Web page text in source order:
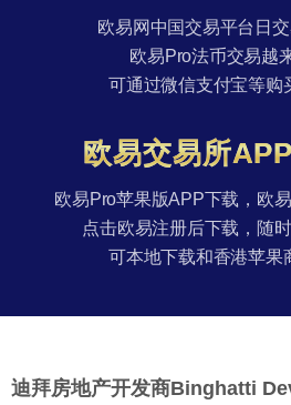
欧易网中国交易平台日
欧易Pro法币交易越
可通过微信支付宝等购
欧易交易所
欧易Pro苹果版APP下载，欧
点击欧易注册后下载，随
可本地下载和香港苹果
迪拜房地产开发商Binghatti